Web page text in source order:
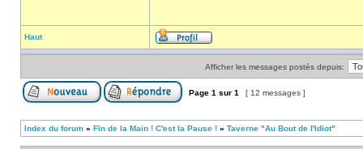
Haut
Afficher les messages postés depuis:
Page 1 sur 1 [ 12 messages ]
Index du forum » Fin de la Main ! C'est la Pause ! » Taverne "Au Bout de l'Idiot"